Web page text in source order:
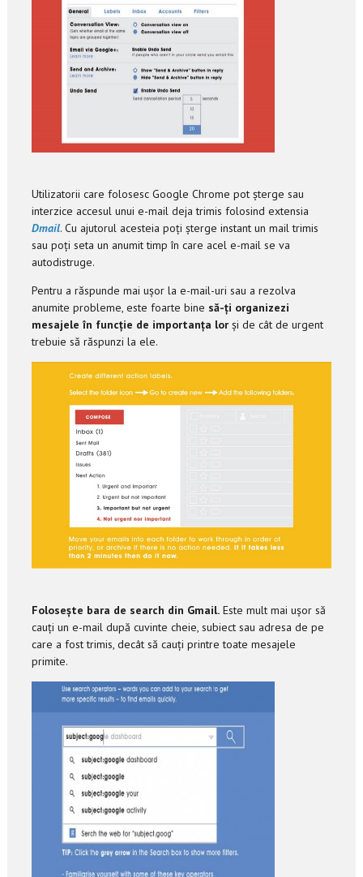
Utilizatorii care folosesc Google Chrome pot șterge sau
interzice accesul unui e-mail deja trimis folosind extensia
Dmail. Cu ajutorul acesteia poți șterge instant un mail trimis
sau poți seta un anumit timp în care acel e-mail se va
autodistruge.
Pentru a răspunde mai ușor la e-mail-uri sau a rezolva
anumite probleme, este foarte bine să-ți organizezi
mesajele în funcție de importanța lorși de cât de urgent
trebuie să răspunzi la ele.
Folosește bara de search din Gmail.Este mult mai ușor să
cauți un e-mail după cuvinte cheie, subiect sau adresa de pe
care a fost trimis, decât să cauți printre toate mesajele
primite.